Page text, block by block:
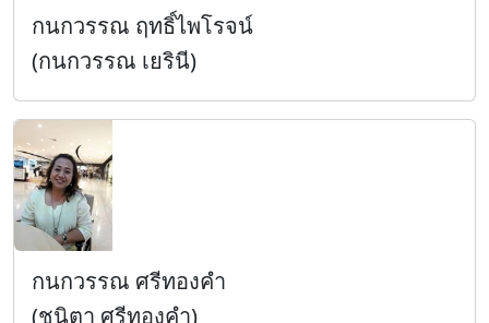
กนกวรรณ ฤทธิ์ไพโรจน์
(กนกวรรณ เยรินี)
กนกวรรณ ศรีทองคำ
(ชนิตา ศรีทองคำ)